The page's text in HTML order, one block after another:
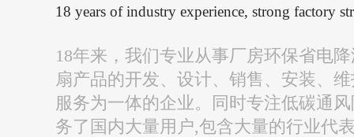
18 years of industry experience, strong factory
18年来，我们专业从事厂房环保省电
扇产品的开发、设计、销售、安装、
服务为一体的企业。同时专注低碳通
务了国内大量用户,包含大量的行业代